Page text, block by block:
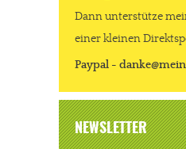
Dann unterstütze
einer kleinen
Paypal -
NEWSLETTER